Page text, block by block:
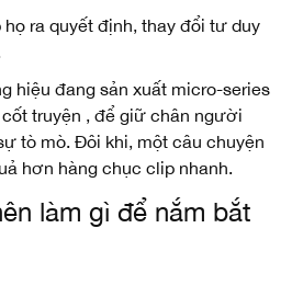
ra quyết định, thay đổi tư duy
hiệu đang sản xuất micro-series
truyện , để giữ chân người
tò mò. Đôi khi, một câu chuyện
hơn hàng chục clip nhanh.
làm gì để nắm bắt